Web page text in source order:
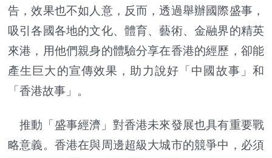
告，效果也不如人意，反而，透過舉辦國際盛事，
吸引各國各地的文化、體育、藝術、金融界的精英
來港，用他們親身的體驗分享在香港的經歷，卻能
產生巨大的宣傳效果，助力說好「中國故事」和
「香港故事」。
推動「盛事經濟」對香港未來發展也具有重要戰
略意義。香港在與周邊超級大城市的競爭中，必須